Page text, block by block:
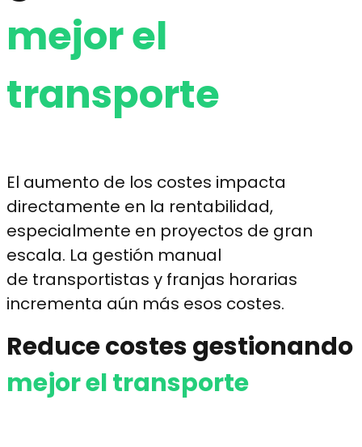
mejor el
transporte
El aumento de los costes impacta
directamente en la rentabilidad,
especialmente en proyectos de gran
escala. La gestión manual
de transportistas y franjas horarias
incrementa aún más esos costes.
Reduce costes gestionando
mejor el transporte